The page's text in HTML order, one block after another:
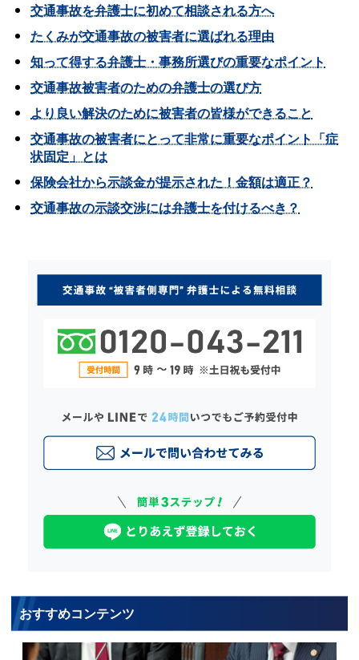
交通事故を弁護士に初めて相談される方へ
たくみが交通事故の被害者に選ばれる理由
知って得する弁護士・事務所選びの重要なポイント
交通事故被害者のための弁護士の選び方
より良い解決のために被害者の皆様ができること
交通事故の被害者にとって非常に重要なポイント「症
状固定」とは
保険会社から示談金が提示された！金額は適正？
交通事故の示談交渉には弁護士を付けるべき？
おすすめコンテンツ